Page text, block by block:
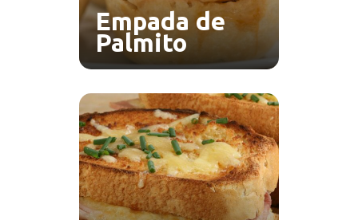
Empada de
Palmito